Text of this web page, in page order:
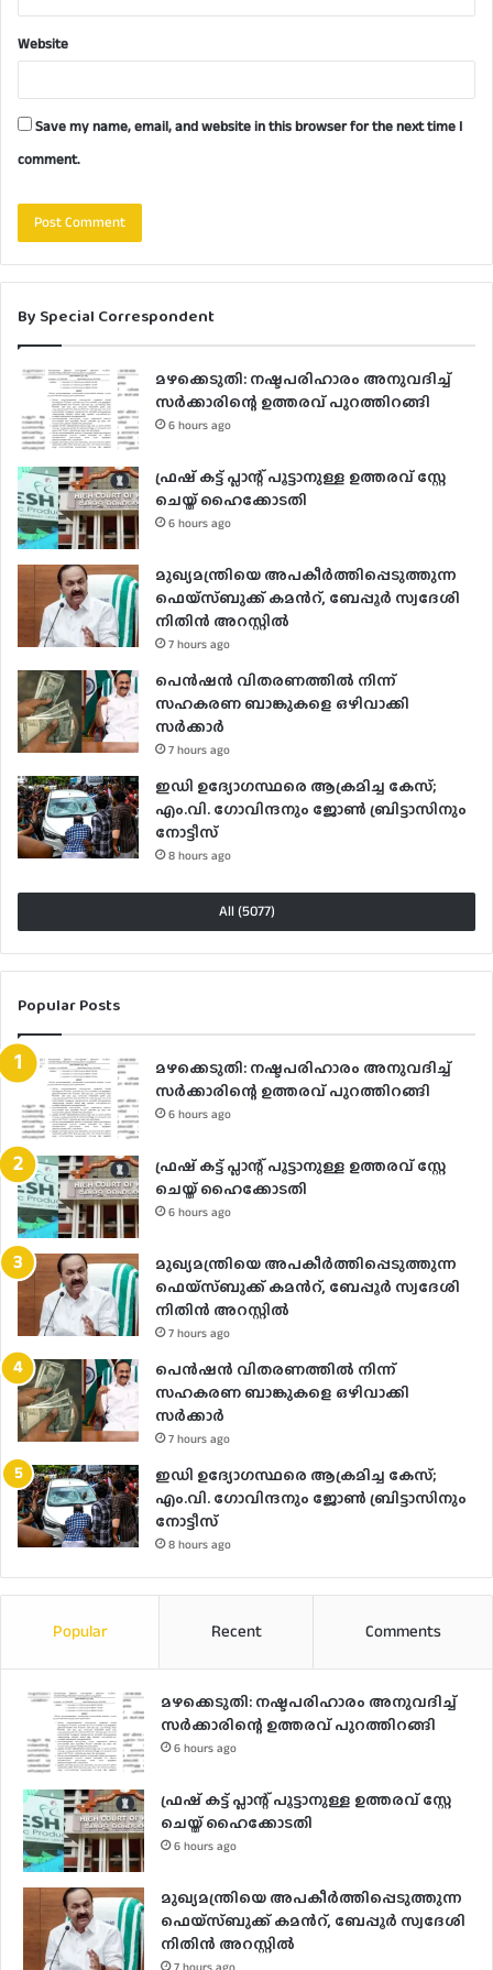
Website
Save my name, email, and website in this browser for the next time I
comment.
By Special Correspondent
മഴക്കെടുതി: നഷ്ടപരിഹാരം അനുവദിച്ച്
സർക്കാരിന്റെ ഉത്തരവ് പുറത്തിറങ്ങി
6 hours ago
ഫ്രഷ് കട്ട് പ്ലാന്റ് പൂട്ടാനുള്ള ഉത്തരവ് സ്റ്റേ
ചെയ്ത് ഹൈക്കോടതി
6 hours ago
മുഖ്യമന്ത്രിയെ അപകീർത്തിപ്പെടുത്തുന്ന
ഫെയ്സ്ബുക്ക് കമന്‍റ്, ബേപ്പൂർ സ്വദേശി
നിതിൻ അറസ്റ്റിൽ
7 hours ago
പെൻഷൻ വിതരണത്തിൽ നിന്ന്
സഹകരണ ബാങ്കുകളെ ഒഴിവാക്കി
സർക്കാർ
7 hours ago
ഇഡി ഉദ്യോഗസ്ഥരെ ആക്രമിച്ച കേസ്;
എം.വി. ഗോവിന്ദനും ജോൺ ബ്രിട്ടാസിനും
നോട്ടീസ്
8 hours ago
All (5077)
Popular Posts
മഴക്കെടുതി: നഷ്ടപരിഹാരം അനുവദിച്ച്
സർക്കാരിന്റെ ഉത്തരവ് പുറത്തിറങ്ങി
6 hours ago
ഫ്രഷ് കട്ട് പ്ലാന്റ് പൂട്ടാനുള്ള ഉത്തരവ് സ്റ്റേ
ചെയ്ത് ഹൈക്കോടതി
6 hours ago
മുഖ്യമന്ത്രിയെ അപകീർത്തിപ്പെടുത്തുന്ന
ഫെയ്സ്ബുക്ക് കമന്‍റ്, ബേപ്പൂർ സ്വദേശി
നിതിൻ അറസ്റ്റിൽ
7 hours ago
പെൻഷൻ വിതരണത്തിൽ നിന്ന്
സഹകരണ ബാങ്കുകളെ ഒഴിവാക്കി
സർക്കാർ
7 hours ago
ഇഡി ഉദ്യോഗസ്ഥരെ ആക്രമിച്ച കേസ്;
എം.വി. ഗോവിന്ദനും ജോൺ ബ്രിട്ടാസിനും
നോട്ടീസ്
8 hours ago
Popular Recent Comments
മഴക്കെടുതി: നഷ്ടപരിഹാരം അനുവദിച്ച്
സർക്കാരിന്റെ ഉത്തരവ് പുറത്തിറങ്ങി
6 hours ago
ഫ്രഷ് കട്ട് പ്ലാന്റ് പൂട്ടാനുള്ള ഉത്തരവ് സ്റ്റേ
ചെയ്ത് ഹൈക്കോടതി
6 hours ago
മുഖ്യമന്ത്രിയെ അപകീർത്തിപ്പെടുത്തുന്ന
ഫെയ്സ്ബുക്ക് കമന്‍റ്, ബേപ്പൂർ സ്വദേശി
നിതിൻ അറസ്റ്റിൽ